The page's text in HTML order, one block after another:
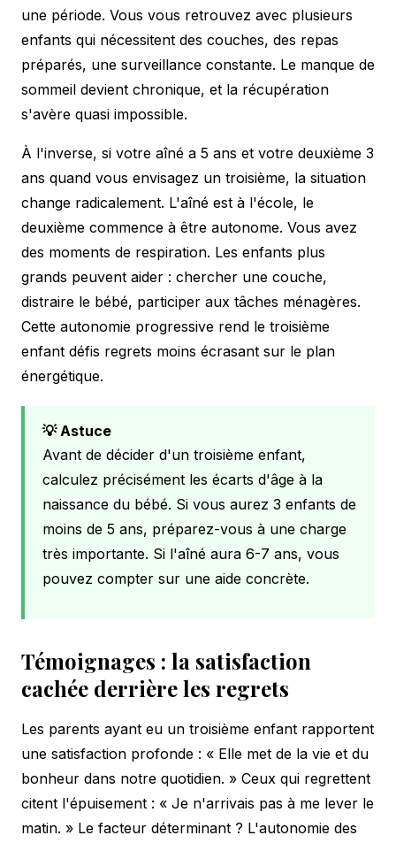
une période. Vous vous retrouvez avec plusieurs
enfants qui nécessitent des couches, des repas
préparés, une surveillance constante. Le manque de
sommeil devient chronique, et la récupération
s'avère quasi impossible.
À l'inverse, si votre aîné a 5 ans et votre deuxième 3
ans quand vous envisagez un troisième, la situation
change radicalement. L'aîné est à l'école, le
deuxième commence à être autonome. Vous avez
des moments de respiration. Les enfants plus
grands peuvent aider : chercher une couche,
distraire le bébé, participer aux tâches ménagères.
Cette autonomie progressive rend le troisième
enfant défis regrets moins écrasant sur le plan
énergétique.
💡 Astuce
Avant de décider d'un troisième enfant,
calculez précisément les écarts d'âge à la
naissance du bébé. Si vous aurez 3 enfants de
moins de 5 ans, préparez-vous à une charge
très importante. Si l'aîné aura 6-7 ans, vous
pouvez compter sur une aide concrète.
Témoignages : la satisfaction
cachée derrière les regrets
Les parents ayant eu un troisième enfant rapportent
une satisfaction profonde : « Elle met de la vie et du
bonheur dans notre quotidien. » Ceux qui regrettent
citent l'épuisement : « Je n'arrivais pas à me lever le
matin. » Le facteur déterminant ? L'autonomie des